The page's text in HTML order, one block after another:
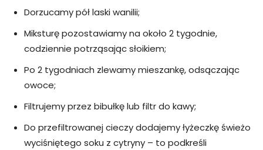
Dorzucamy pół laski wanilii;
Miksturę pozostawiamy na około 2 tygodnie,
codziennie potrząsając słoikiem;
Po 2 tygodniach zlewamy mieszankę, odsączając
owoce;
Filtrujemy przez bibułkę lub filtr do kawy;
Do przefiltrowanej cieczy dodajemy łyżeczkę świeżo
wyciśniętego soku z cytryny – to podkreśli